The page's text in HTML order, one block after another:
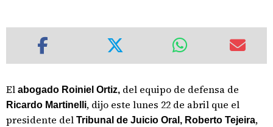
El abogado Roiniel Ortiz, del equipo de defensa de
Ricardo Martinelli, dijo este lunes 22 de abril que el
presidente del Tribunal de Juicio Oral, Roberto Tejeira,